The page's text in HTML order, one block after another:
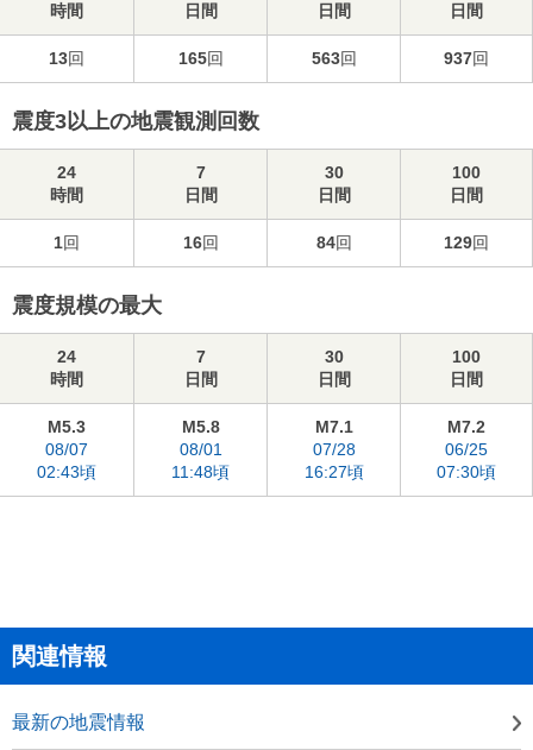
時間
日間
日間
日間
13回 165回 563回 937回
震度3以上の地震観測回数
24
時間
7
日間
30
日間
100
日間
1回 16回 84回 129回
震度規模の最大
24
時間
7
日間
30
日間
100
日間
M5.3
08/07
02:43頃
M5.8
08/01
11:48頃
M7.1
07/28
16:27頃
M7.2
06/25
07:30頃
関連情報
最新の地震情報